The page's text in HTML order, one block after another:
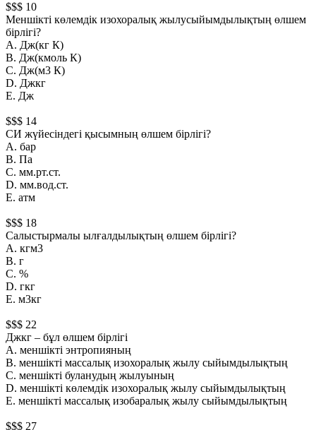
$$$ 10
Меншiктi көлемдiк изохоралық жылусыйымдылықтың өлшем
бiрлiгi?
А. Дж(кг К)
B. Дж(кмоль К)
С. Дж(м3 К)
D. Джкг
Е. Дж
$$$ 14
СИ жүйесiндегi қысымның өлшем бiрлiгi?
А. бар
B. Па
С. мм.рт.ст.
D. мм.вод.ст.
Е. атм
$$$ 18
Салыстырмалы ылғалдылықтың өлшем бiрлiгi?
А. кгм3
B. г
С. %
D. гкг
Е. м3кг
$$$ 22
Джкг – бұл өлшем бірлігі
А. меншiктi энтропияның
B. меншiктi массалық изохоралық жылу сыйымдылықтың
С. меншiктi буланудың жылуының
D. меншiктi көлемдiк изохоралық жылу сыйымдылықтың
Е. меншiктi массалық изобаралық жылу сыйымдылықтың
$$$ 27